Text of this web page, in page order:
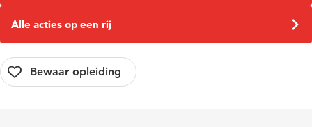
Alle acties op een rij